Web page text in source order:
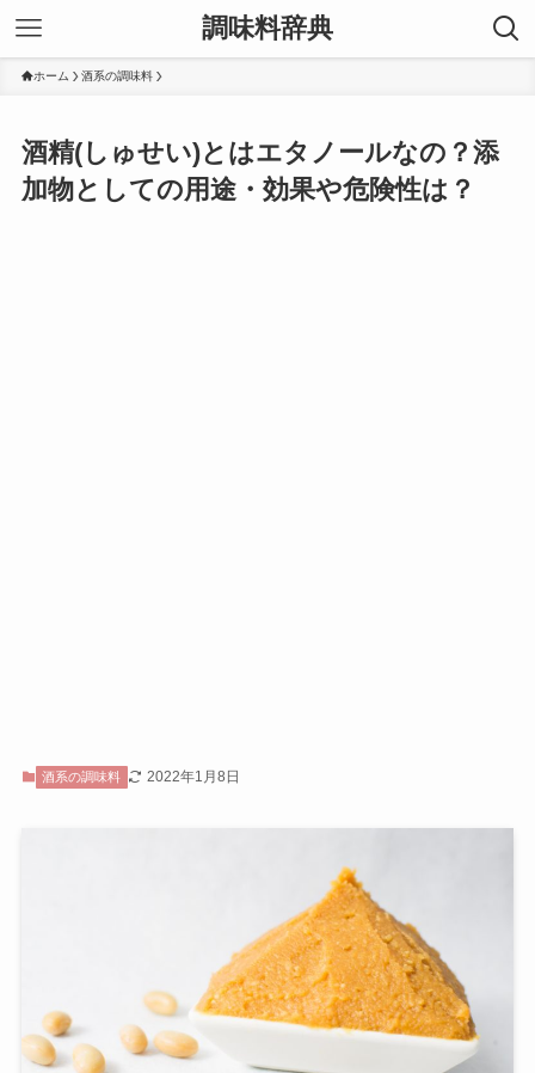
調味料辞典
ホーム 酒系の調味料
酒精(しゅせい)とはエタノールなの？添
加物としての用途・効果や危険性は？
酒系の調味料 2022年1月8日